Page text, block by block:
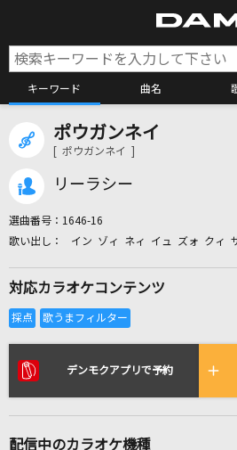
キーワード 曲名
リアルタイムで歌われて
ポウガンネイ
[ ポウガンネイ ]
リーラシー
選曲番号： 1646-16
イン ゾィ ネィ イュ ズォ クィ
対応カラオケコンテンツ
デンモクアプリで予約
配信中のカラオケ機種